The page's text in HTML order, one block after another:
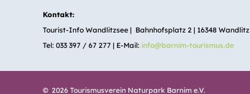
Kontakt:
Tourist-Info Wandlitzsee | Bahnhofsplatz 2 | 16348 Wandlitz
Tel: 033 397 / 67 277 | E-Mail: info@barnim-tourismus.de
© 2026 Tourismusverein Naturpark Barnim e.V.